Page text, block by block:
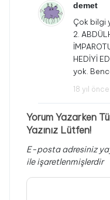
demet
Çok bilgi
2.
HEDİYİ
yok.
18 yıl önce
Yorum Yazarken
Yazınız Lütfen!
E-posta adresiniz
ile işaretlenmişlerdir